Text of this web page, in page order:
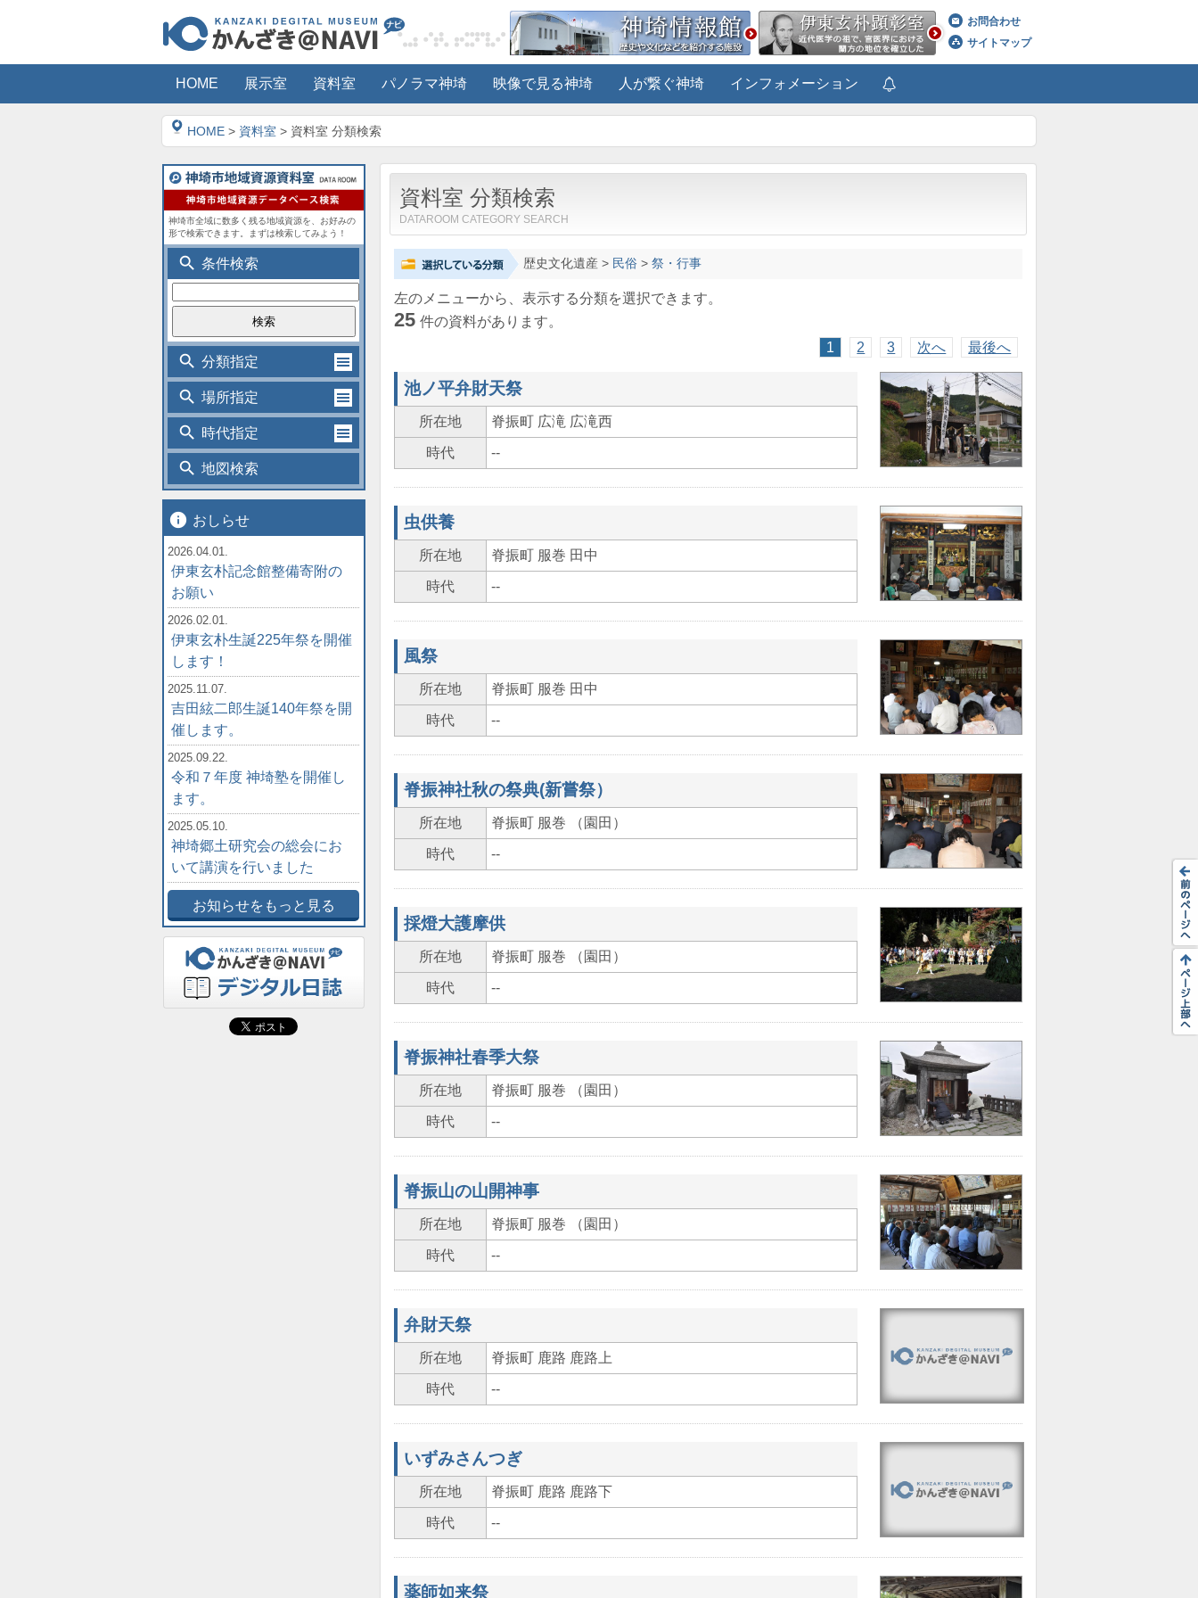
お問合わせ
サイトマップ
HOME 展示室 資料室 パノラマ神埼 映像で見る神埼 人が繋ぐ神埼 インフォメーション
HOME > 資料室 > 資料室 分類検索
資料室 分類検索
DATAROOM CATEGORY SEARCH
歴史文化遺産> 民俗> 祭・行事
左のメニューから、表示する分類を選択できます。
25 件の資料があります。
1
2 3 次へ 最後へ
池ノ平弁財天祭
所在地 脊振町 広滝 広滝西
時代 --
虫供養
所在地 脊振町 服巻 田中
時代 --
風祭
所在地 脊振町 服巻 田中
時代 --
脊振神社秋の祭典(新嘗祭）
所在地 脊振町 服巻 （園田）
時代 --
採燈大護摩供
所在地 脊振町 服巻 （園田）
時代 --
脊振神社春季大祭
所在地 脊振町 服巻 （園田）
時代 --
脊振山の山開神事
所在地 脊振町 服巻 （園田）
時代 --
弁財天祭
所在地 脊振町 鹿路 鹿路上
時代 --
いずみさんつぎ
所在地 脊振町 鹿路 鹿路下
時代 --
薬師如来祭
神埼市全域に数多く残る地域資源を、お好みの
形で検索できます。まずは検索してみよう！
search 条件検索
search 分類指定
search 場所指定
search 時代指定
search 地図検索
info おしらせ
2026.04.01.
伊東玄朴記念館整備寄附の
お願い
2026.02.01.
伊東玄朴生誕225年祭を開催
します！
2025.11.07.
吉田絃二郎生誕140年祭を開
催します。
2025.09.22.
令和７年度 神埼塾を開催し
ます。
2025.05.10.
神埼郷土研究会の総会にお
いて講演を行いました
お知らせをもっと見る